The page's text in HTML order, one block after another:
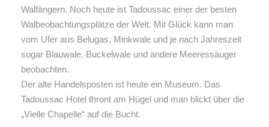
Walfängern. Noch heute ist Tadoussac einer der besten
Walbeobachtungsplätze der Welt. Mit Glück kann man
vom Ufer aus Belugas, Minkwale und je nach Jahreszeit
sogar Blauwale, Buckelwale und andere Meeressäuger
beobachten.
Der alte Handelsposten ist heute ein Museum. Das
Tadoussac Hotel thront am Hügel und man blickt über die
„Vielle Chapelle“ auf die Bucht.